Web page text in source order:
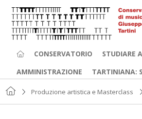
CONSERVATORIO STUDIARE
AMMINISTRAZIONE
TARTINIANA:
Produzione artistica e Masterclass